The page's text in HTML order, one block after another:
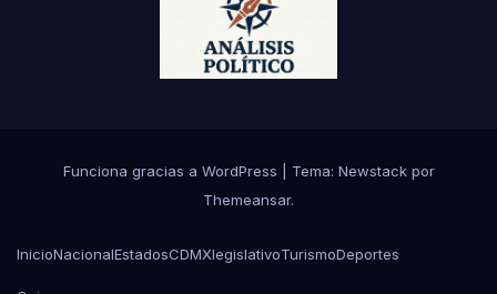
Funciona gracias a WordPress Tema: Newstackpor
Themeansar.
InicioNacionalEstadosCDMXlegislativoTurismoDeportes